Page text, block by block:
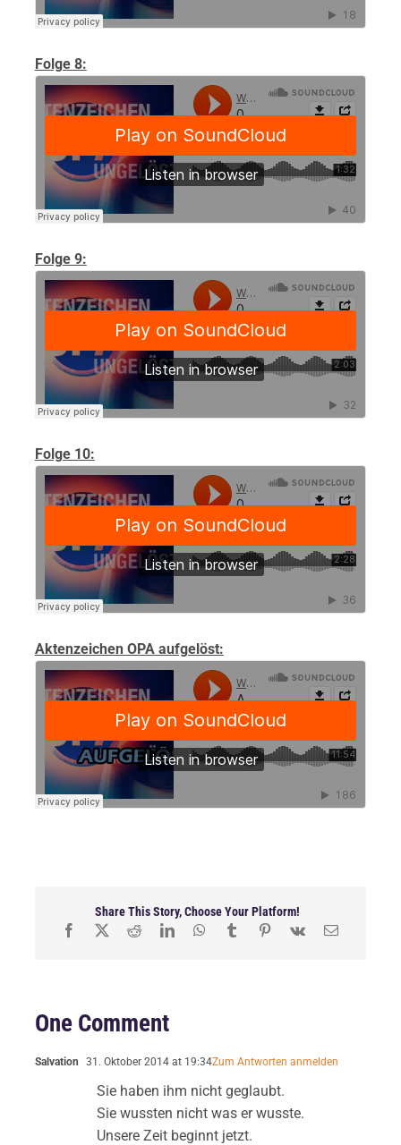
Folge 8:
Folge 9:
Folge 10:
Aktenzeichen OPA aufgelöst:
Share This Story, Choose Your Platform!
One Comment
Salvation 31. Oktober 2014 at 19:34Zum Antworten anmelden
Sie haben ihm nicht geglaubt.
Sie wussten nicht was er wusste.
Unsere Zeit beginnt jetzt.